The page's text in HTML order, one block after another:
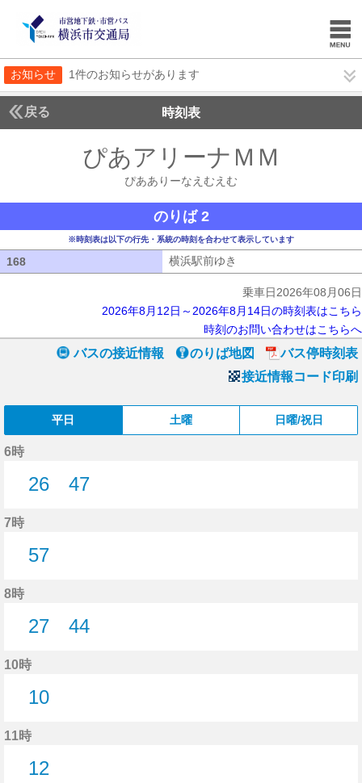
お知らせ 1件のお知らせがあります
戻る 時刻表
ぴあアリーナＭＭ
ぴあありーなえむえむ
のりば 2
※時刻表は以下の行先・系統の時刻を合わせて表示しています
168 横浜駅前ゆき
乗車日2026年08月06日
2026年8月12日～2026年8月14日の時刻表はこちら
時刻のお問い合わせはこちらへ
バスの接近情報 のりば地図
バス停時刻表
接近情報コード印刷
平日 土曜 日曜/祝日
6時
26
47
7時
57
8時
27
44
10時
10
11時
12